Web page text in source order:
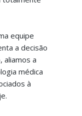
equipe
a decisão
, aliamos a
médica
à